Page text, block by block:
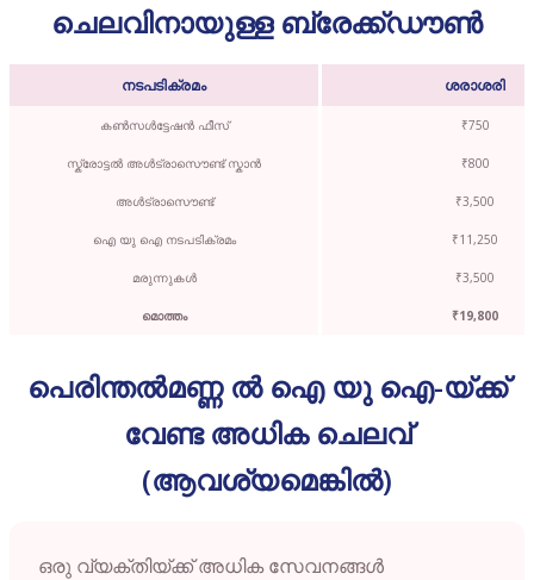
ചെലവിനായുള്ള ബ്രേക്ക്ഡൗൺ
നടപടിക്രമം ശരാശരി
കൺസൾട്ടേഷൻ ഫീസ് ₹750
സ്ക്രോട്ടൽ അൾട്രാസൌണ്ട് സ്കാൻ ₹800
അൾട്രാസൌണ്ട് ₹3,500
ഐ യു ഐ നടപടിക്രമം ₹11,250
മരുന്നുകൾ ₹3,500
മൊത്തം ₹19,800
പെരിന്തൽമണ്ണ ൽ ഐ യു ഐ-യ്ക്ക്
വേണ്ട അധിക ചെലവ്
(ആവശ്യമെങ്കിൽ)
ഒരു വ്യക്തിയ്ക്ക് അധിക സേവനങ്ങൾ